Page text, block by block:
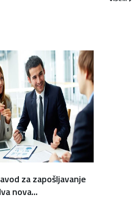
za zapošljavanje
nova...